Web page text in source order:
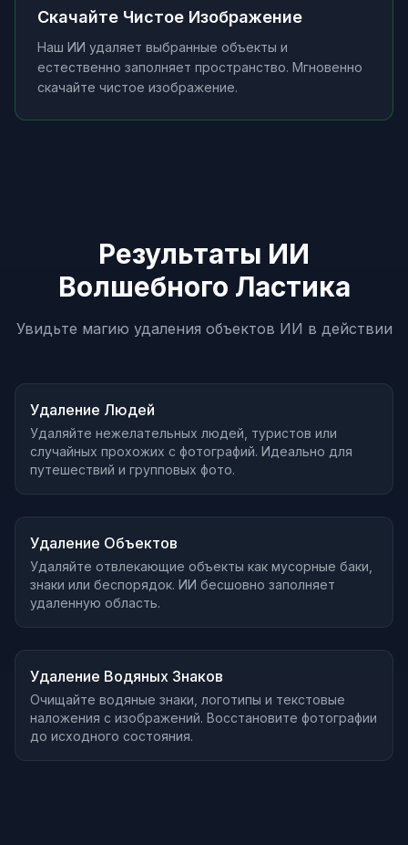
Скачайте Чистое Изображение
Наш ИИ удаляет выбранные объекты и
естественно заполняет пространство. Мгновенно
скачайте чистое изображение.
Результаты ИИ
Волшебного Ластика
Увидьте магию удаления объектов ИИ в действии
Удаление Людей
Удаляйте нежелательных людей, туристов или
случайных прохожих с фотографий. Идеально для
путешествий и групповых фото.
До После
Удаление Объектов
Удаляйте отвлекающие объекты как мусорные баки,
знаки или беспорядок. ИИ бесшовно заполняет
удаленную область.
До После
Удаление Водяных Знаков
Очищайте водяные знаки, логотипы и текстовые
наложения с изображений. Восстановите фотографии
до исходного состояния.